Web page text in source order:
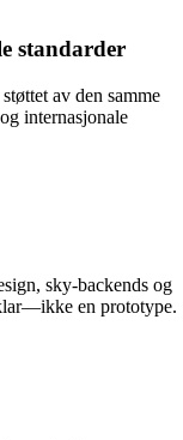
standarder
av den samme
internasjonale
sky-backends og
en prototype.